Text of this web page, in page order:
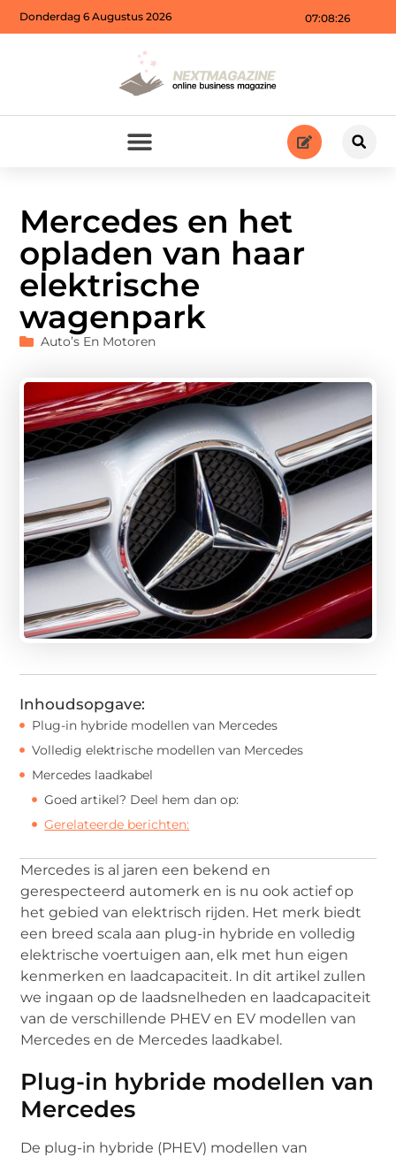
07:08:28
Donderdag 6 Augustus 2026
Mercedes en het
opladen van haar
elektrische
wagenpark
Auto’s En Motoren
Inhoudsopgave:
Plug-in hybride modellen van Mercedes
Volledig elektrische modellen van Mercedes
Mercedes laadkabel
Goed artikel? Deel hem dan op:
Gerelateerde berichten:
Mercedes is al jaren een bekend en
gerespecteerd automerk en is nu ook actief op
het gebied van elektrisch rijden. Het merk biedt
een breed scala aan plug-in hybride en volledig
elektrische voertuigen aan, elk met hun eigen
kenmerken en laadcapaciteit. In dit artikel zullen
we ingaan op de laadsnelheden en laadcapaciteit
van de verschillende PHEV en EV modellen van
Mercedes en de Mercedes laadkabel.
Plug-in hybride modellen van
Mercedes
De plug-in hybride (PHEV) modellen van